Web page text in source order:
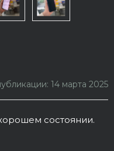
14 марта 2025
состоянии.